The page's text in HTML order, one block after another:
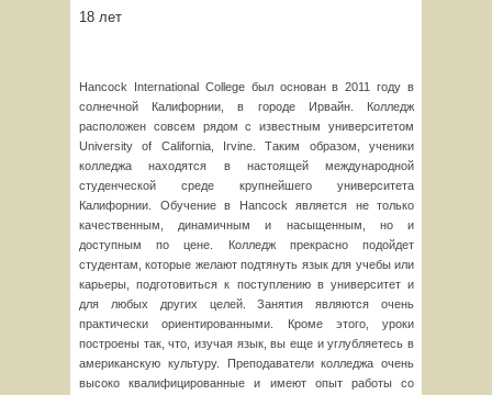
18 лет
Hancock International College был основан в 2011 году в
солнечной Калифорнии, в городе Ирвайн. Колледж
расположен совсем рядом с известным университетом
University of California, Irvine. Таким образом, ученики
колледжа находятся в настоящей международной
студенческой среде крупнейшего университета
Калифорнии. Обучение в Hancock является не только
качественным, динамичным и насыщенным, но и
доступным по цене. Колледж прекрасно подойдет
студентам, которые желают подтянуть язык для учебы или
карьеры, подготовиться к поступлению в университет и
для любых других целей. Занятия являются очень
практически ориентированными. Кроме этого, уроки
построены так, что, изучая язык, вы еще и углубляетесь в
американскую культуру. Преподаватели колледжа очень
высоко квалифицированные и имеют опыт работы со